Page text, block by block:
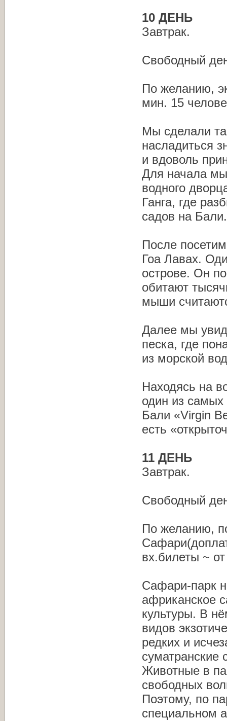
10 ДЕНЬ
Завтрак.
Свободный
По желанию,
мин. 15
Мы сделали
насладиться
и вдоволь
Для начала мы
водного
Ганга, где
садов на Бали.
После
Гоа Лавах.
острове. Он
обитают
мыши
Далее мы
песка, где
из морской
Находясь на
один из самых
Бали «Virgin
есть
11 ДЕНЬ
Завтрак.
Свободный
По желанию,
вх.билеты ~
Сафари-парк
африканское
культуры. В
видов
редких и
суматранские
Животные в
свободных
Поэтому, по
специальном